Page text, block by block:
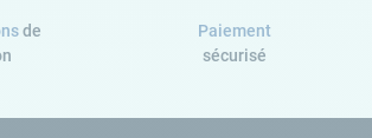
de
Paiement
sécurisé